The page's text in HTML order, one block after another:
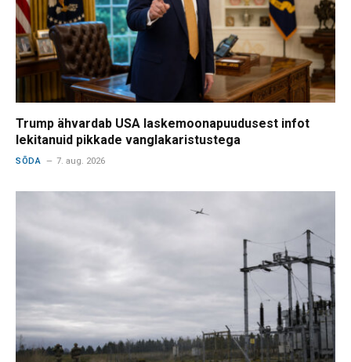
Trump ähvardab USA laskemoonapuudusest infot
lekitanuid pikkade vanglakaristustega
SÕDA 7. aug. 2026